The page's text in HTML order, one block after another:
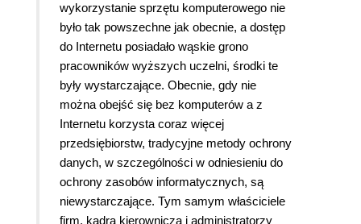
wykorzystanie sprzętu komputerowego nie
było tak powszechne jak obecnie, a dostęp
do Internetu posiadało wąskie grono
pracowników wyższych uczelni, środki te
były wystarczające. Obecnie, gdy nie
można obejść się bez komputerów a z
Internetu korzysta coraz więcej
przedsiębiorstw, tradycyjne metody ochrony
danych, w szczególności w odniesieniu do
ochrony zasobów informatycznych, są
niewystarczające. Tym samym właściciele
firm, kadra kierownicza i administratorzy